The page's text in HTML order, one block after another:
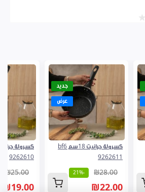
جديد
عرض
كسرولة جرانيت 18سم bf6
9262611
₪28.00
-21%
₪22.00
9262610
₪25.00
₪19.00